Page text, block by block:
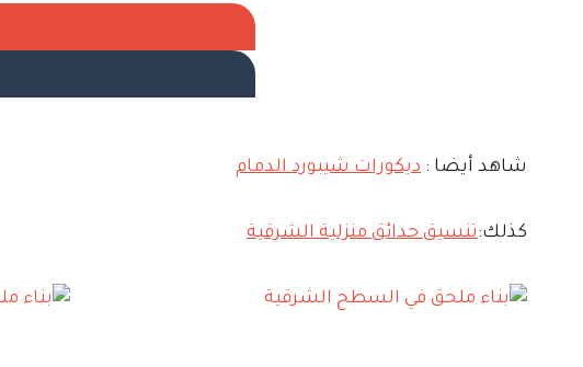
شاهد أيضا : ديكورات شيبورد الدمام
كذلك:تنسيق حدائق منزلية الشرقية